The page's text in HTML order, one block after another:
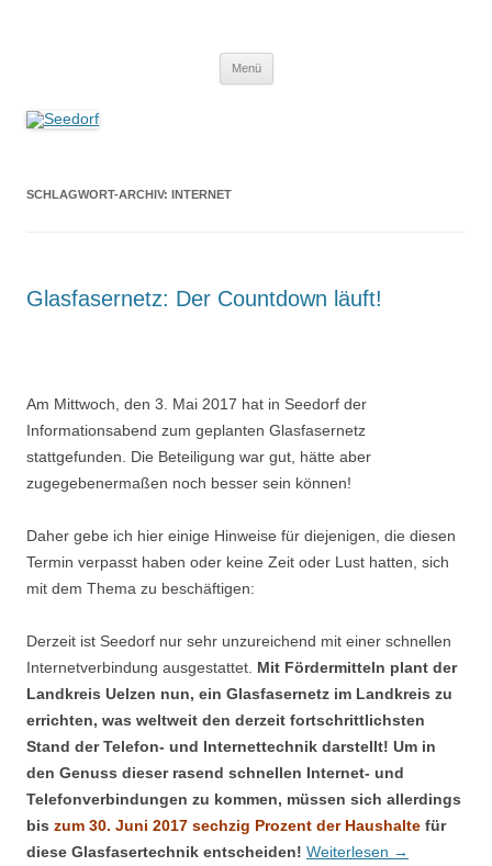
Menü
SCHLAGWORT-ARCHIV: INTERNET
Glasfasernetz: Der Countdown läuft!
Am Mittwoch, den 3. Mai 2017 hat in Seedorf der
Informationsabend zum geplanten Glasfasernetz
stattgefunden. Die Beteiligung war gut, hätte aber
zugegebenermaßen noch besser sein können!
Daher gebe ich hier einige Hinweise für diejenigen, die diesen
Termin verpasst haben oder keine Zeit oder Lust hatten, sich
mit dem Thema zu beschäftigen:
Derzeit ist Seedorf nur sehr unzureichend mit einer schnellen
Internetverbindung ausgestattet. Mit Fördermitteln plant der
Landkreis Uelzen nun, ein Glasfasernetz im Landkreis zu
errichten, was weltweit den derzeit fortschrittlichsten
Stand der Telefon- und Internettechnik darstellt! Um in
den Genuss dieser rasend schnellen Internet- und
Telefonverbindungen zu kommen, müssen sich allerdings
bis zum 30. Juni 2017 sechzig Prozent der Haushalte für
diese Glasfasertechnik entscheiden! Weiterlesen →